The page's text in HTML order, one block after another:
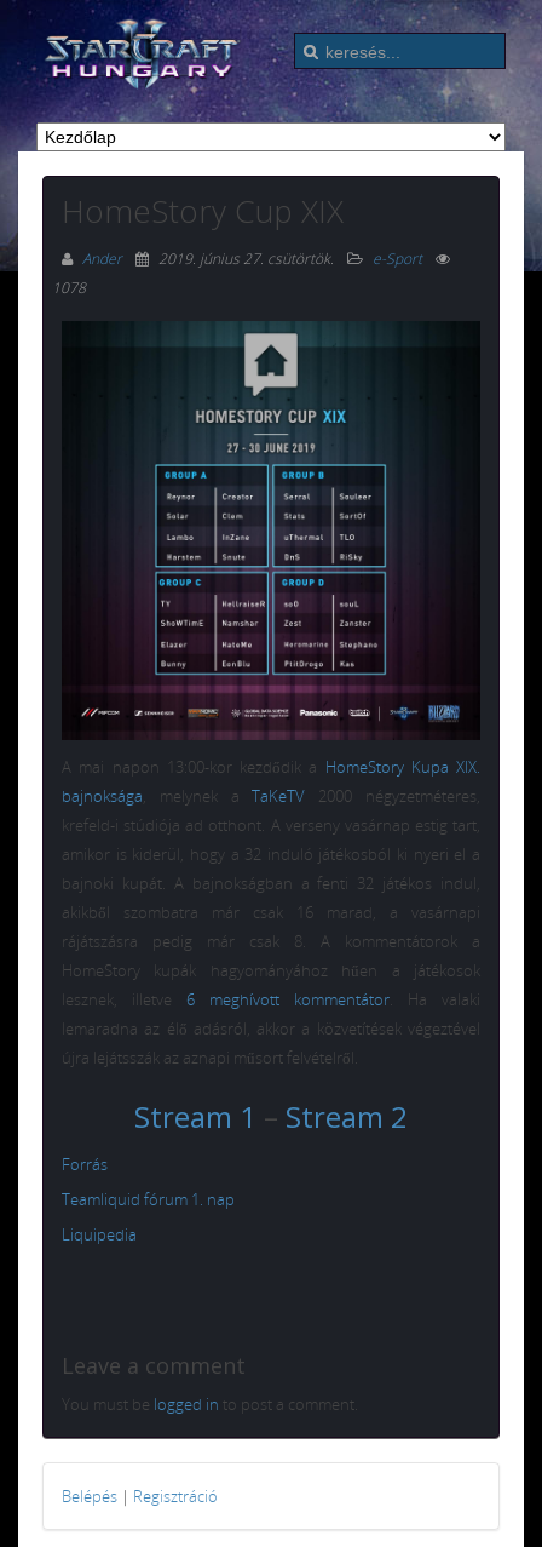
HomeStory Cup XIX
Ander 2019. június 27. csütörtök.
e-Sport
1078
A mai napon 13:00-kor kezdődik a HomeStory Kupa XIX.
bajnoksága, melynek aTaKeTV 2000 négyzetméteres,
krefeld-i stúdiója ad otthont. A verseny vasárnap estig tart,
amikor is kiderül, hogy a 32 induló játékosból ki nyeri el a
bajnoki kupát. A bajnokságban a fenti 32 játékos indul,
akikből szombatra már csak 16 marad, a vasárnapi
rájátszásra pedig már csak 8. A kommentátorok a
HomeStory kupák hagyományához hűen a játékosok
lesznek, illetve 6 meghívott kommentátor. Ha valaki
lemaradna az élő adásról, akkor a közvetítések végeztével
újra lejátsszák az aznapi műsort felvételről.
Stream 1 – Stream 2
Forrás
Teamliquid fórum 1. nap
Liquipedia
Leave a comment
You must be logged in to post a comment.
Belépés | Regisztráció